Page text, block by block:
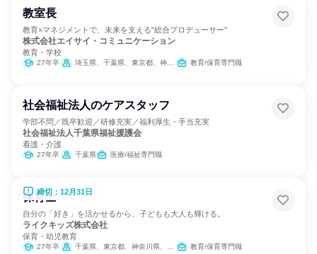
教室長
教育×マネジメントで、未来を支える“総合プロデューサー”
株式会社エイサイ・コミュニケーション
教育・学校
27年卒 埼玉県、千葉県、東京都、神奈川県 教育/保育専門職
社会福祉法人のケアスタッフ
学部不問／既卒歓迎／研修充実／福利厚生・手当充実
社会福祉法人千葉県福祉援護会
看護・介護
27年卒 千葉県 医療/福祉専門職
締切：12月31日
保育士
自分の「好き」を活かせるから、子どもも大人も輝ける。
ライクキッズ株式会社
保育・幼児教育
27年卒 千葉県、東京都、神奈川県、愛知県、大阪府 教育/保育専門職